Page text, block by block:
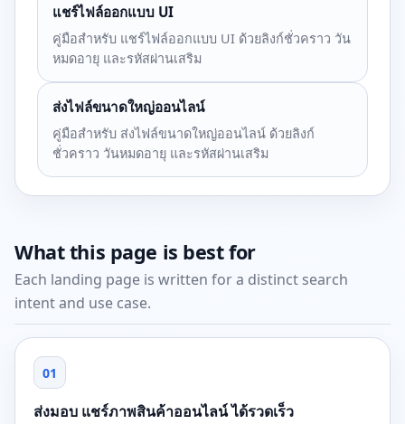
แชร์ไฟล์ออกแบบ UI
คู่มือสำหรับ แชร์ไฟล์ออกแบบ UI ด้วยลิงก์ชั่วคราว วัน
หมดอายุ และรหัสผ่านเสริม
ส่งไฟล์ขนาดใหญ่ออนไลน์
คู่มือสำหรับ ส่งไฟล์ขนาดใหญ่ออนไลน์ ด้วยลิงก์
ชั่วคราว วันหมดอายุ และรหัสผ่านเสริม
What this page is best for
Each landing page is written for a distinct search
intent and use case.
01
ส่งมอบ แชร์ภาพสินค้าออนไลน์ ได้รวดเร็ว